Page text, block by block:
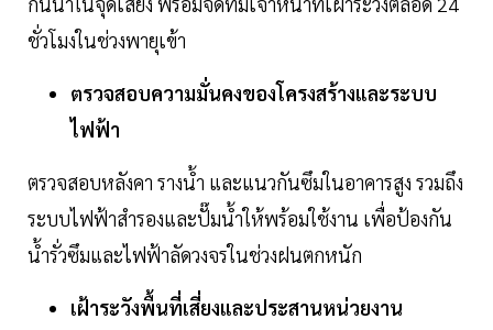
ชั่วโมงในช่วงพายุเข้า
ตรวจสอบความมั่นคงของโครงสร้างและระบบ
ไฟฟ้า
ตรวจสอบหลังคา รางน้ำ และแนวกันซึมในอาคารสูง รวมถึง
ระบบไฟฟ้าสำรองและปั๊มน้ำให้พร้อมใช้งาน เพื่อป้องกัน
น้ำรั่วซึมและไฟฟ้าลัดวงจรในช่วงฝนตกหนัก
เฝ้าระวังพื้นที่เสี่ยงและประสานหน่วยงาน